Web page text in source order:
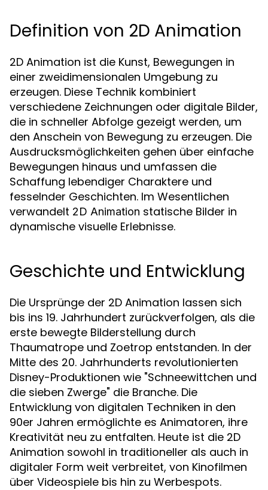
Definition von 2D Animation
2D Animation ist die Kunst, Bewegungen in
einer zweidimensionalen Umgebung zu
erzeugen. Diese Technik kombiniert
verschiedene Zeichnungen oder digitale Bilder,
die in schneller Abfolge gezeigt werden, um
den Anschein von Bewegung zu erzeugen. Die
Ausdrucksmöglichkeiten gehen über einfache
Bewegungen hinaus und umfassen die
Schaffung lebendiger Charaktere und
fesselnder Geschichten. Im Wesentlichen
verwandelt 2D Animation statische Bilder in
dynamische visuelle Erlebnisse.
Geschichte und Entwicklung
Die Ursprünge der 2D Animation lassen sich
bis ins 19. Jahrhundert zurückverfolgen, als die
erste bewegte Bilderstellung durch
Thaumatrope und Zoetrop entstanden. In der
Mitte des 20. Jahrhunderts revolutionierten
Disney-Produktionen wie "Schneewittchen und
die sieben Zwerge" die Branche. Die
Entwicklung von digitalen Techniken in den
90er Jahren ermöglichte es Animatoren, ihre
Kreativität neu zu entfalten. Heute ist die 2D
Animation sowohl in traditioneller als auch in
digitaler Form weit verbreitet, von Kinofilmen
über Videospiele bis hin zu Werbespots.